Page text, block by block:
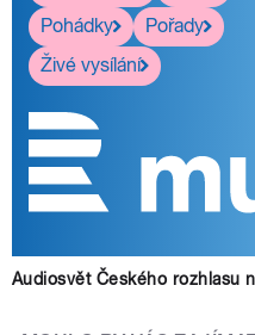
Pohádky
Pořady
Živé vysílání
Audiosvět Českého rozhlasu